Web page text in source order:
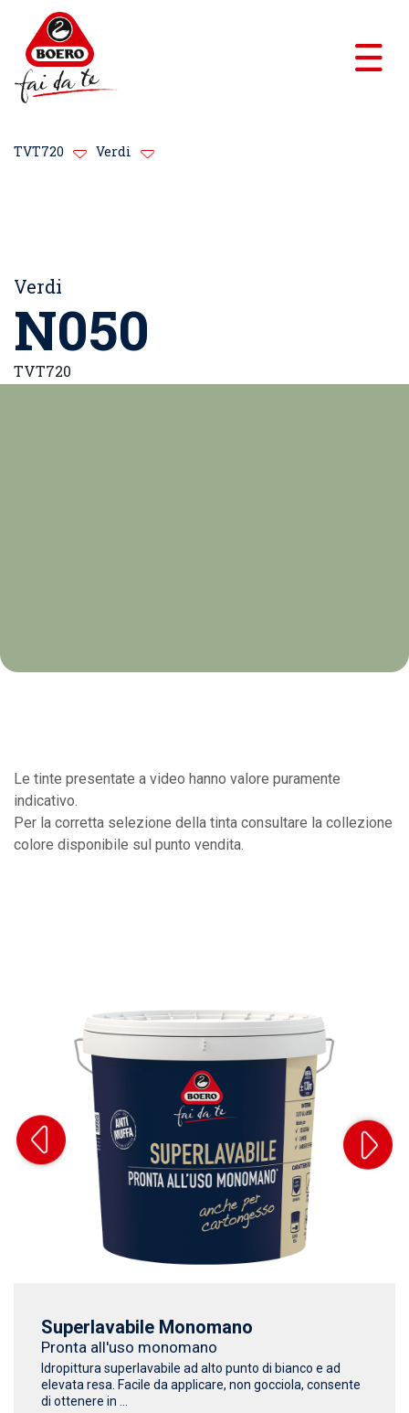
TVT720 Verdi
Verdi
N050
TVT720
Le tinte presentate a video hanno valore puramente
indicativo.
Per la corretta selezione della tinta consultare la collezione
colore disponibile sul punto vendita.
Superlavabile Monomano
Pronta all'uso monomano
Idropittura superlavabile ad alto punto di bianco e ad
elevata resa. Facile da applicare, non gocciola, consente
di ottenere in ...